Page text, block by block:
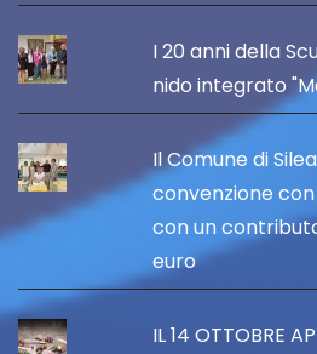
I 20 anni della
nido integrato
Il Comune di
convenzione
con un
euro
IL 14 OTTOBRE